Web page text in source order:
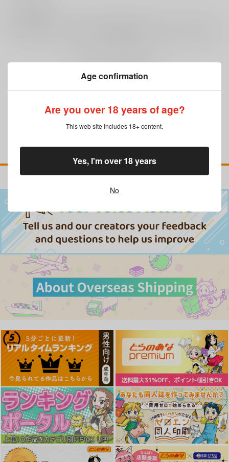
Age confirmation
Are you over 18 years of age?
This web site includes 18+ content.
No
Yes, I'm over 18 years